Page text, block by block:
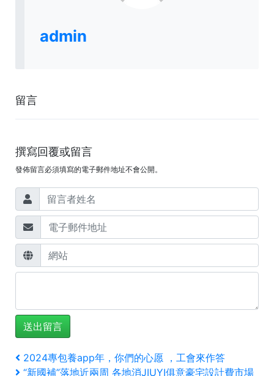
admin
留言
撰寫回覆或留言
發佈留言必須填寫的電子郵件地址不會公開。
文
上
一
2024專包養app年，你們的心愿 ，工會來作答
下
“新國補”落地近兩周 各地消JIUYI俱意豪宅設計費市場